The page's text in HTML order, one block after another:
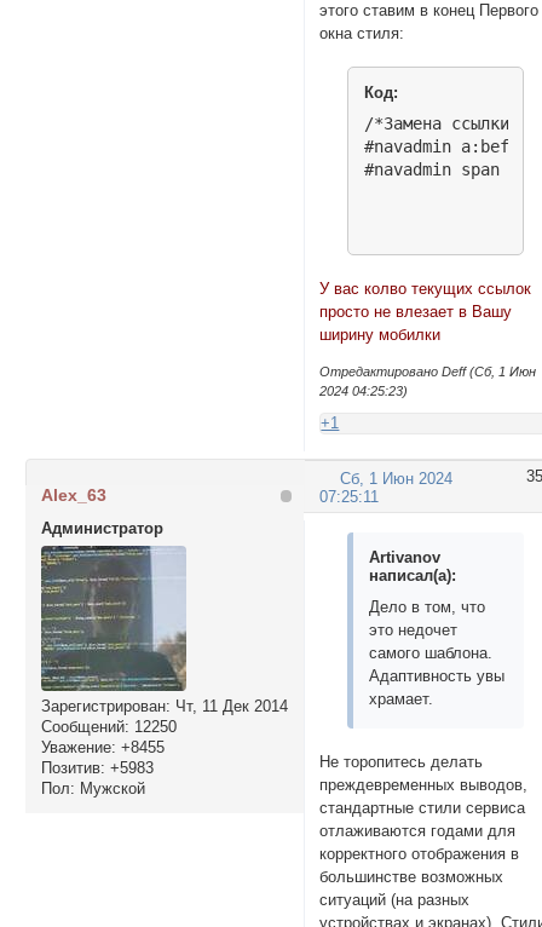
этого ставим в конец Первого
окна стиля:
Код:
/*Замена ссылки
#navadmin
У вас колво текущих ссылок
просто не влезает в Вашу
ширину мобилки
Отредактировано Deff (Сб, 1 Июн
2024 04:25:23)
+1
35
Сб, 1 Июн 2024
07:25:11
Alex_63
Администратор
Зарегистрирован: Чт, 11 Дек 2014
Сообщений: 12250
Уважение: +8455
Позитив: +5983
Пол: Мужской
Artivanov
написал(а):
Дело в том, что
это недочет
самого шаблона.
Адаптивность увы
храмает.
Не торопитесь делать
преждевременных выводов,
стандартные стили сервиса
отлаживаются годами для
корректного отображения в
большинстве возможных
ситуаций (на разных
устройствах и экранах).